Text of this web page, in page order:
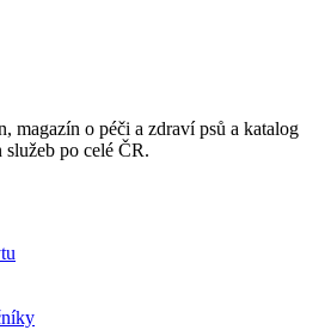
magazín o péči a zdraví psů a katalog
po celé ČR.